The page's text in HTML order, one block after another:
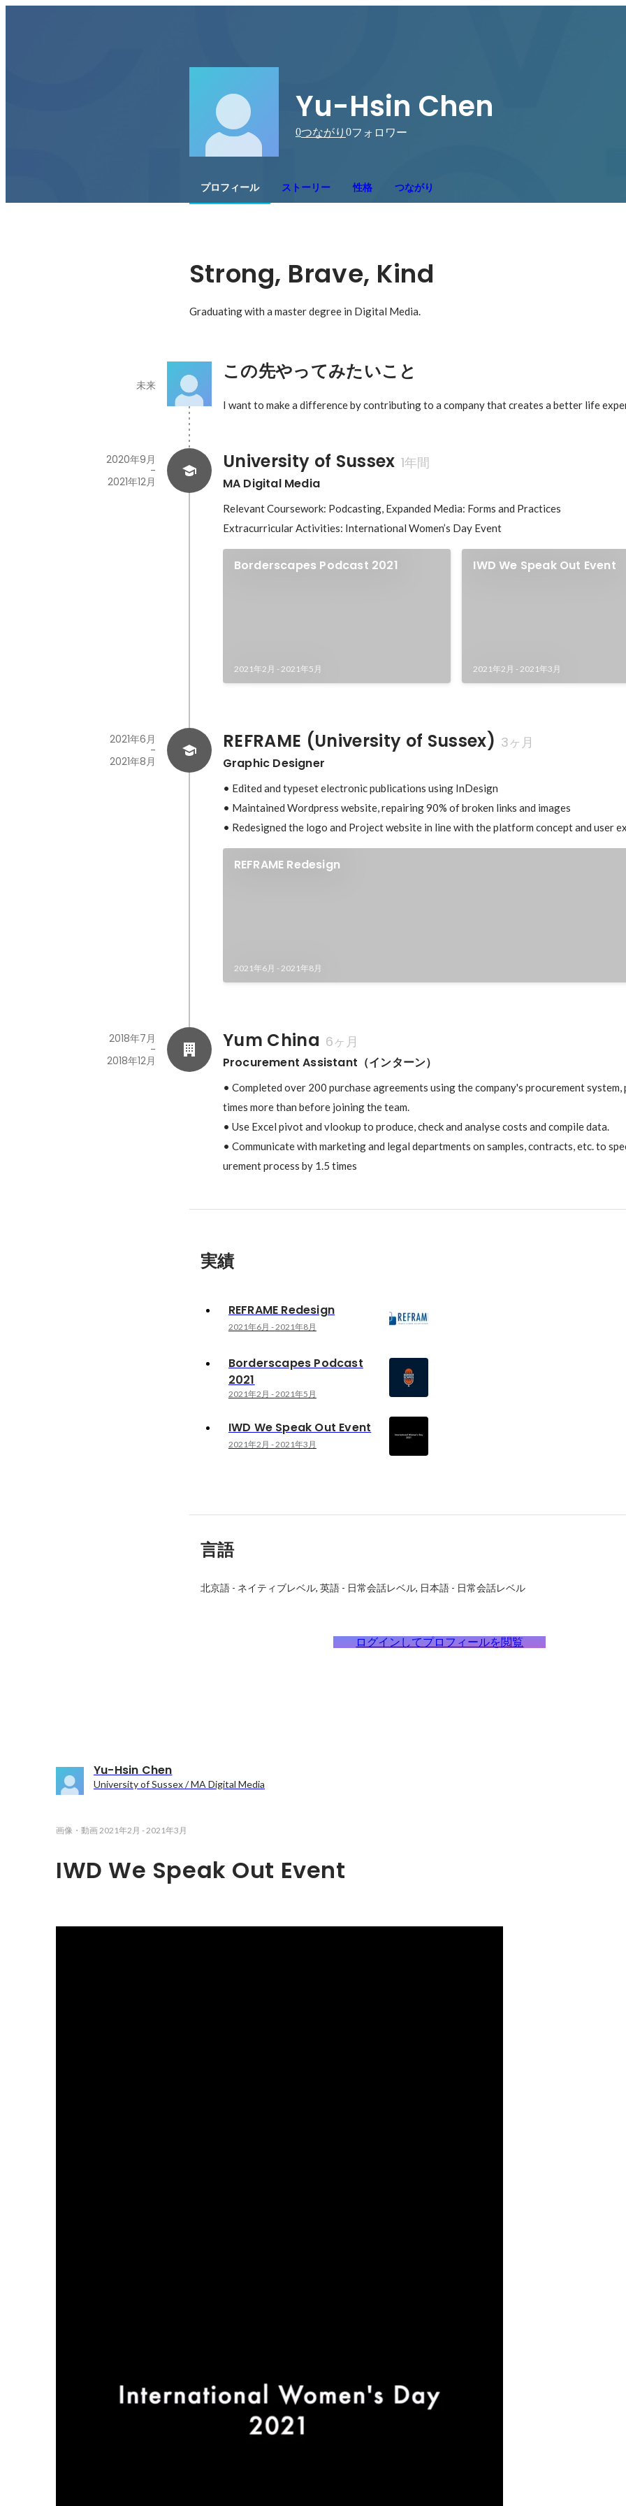
Yu-Hsin Chen
0つながり 0フォロワー
プロフィール ストーリー 性格 つながり
Strong, Brave, Kind
Graduating with a master degree in Digital Media.
この先やってみたいこと
未来
University of Sussex 1年間
MA Digital Media
2020年9月
-
2021年12月
Relevant Coursework: Podcasting, Expanded Media: Forms and Practices
Extracurricular Activities: International Women’s Day Event
Borderscapes Podcast 2021
2021年2月 -2021年5月
IWD We Speak Out Event
2021年2月 -2021年3月
REFRAME (University of Sussex) 3ヶ月
Graphic Designer
2021年6月
-
2021年8月
• Edited and typeset electronic publications using InDesign
• Maintained Wordpress website, repairing 90% of broken links and images
• Redesigned the logo and Project website in line with the platform concept and user
REFRAME Redesign
2021年6月 -2021年8月
Yum China 6ヶ月
Procurement Assistant（インターン）
2018年7月
-
2018年12月
• Completed over 200 purchase agreements using the company's procurement system,
times more than before joining the team.
• Use Excel pivot and vlookup to produce, check and analyse costs and compile data.
• Communicate with marketing and legal departments on samples, contracts, etc. to
urement process by 1.5 times
実績
REFRAME Redesign
2021年6月 -2021年8月
Borderscapes Podcast
2021
2021年2月 -2021年5月
IWD We Speak Out Event
2021年2月 -2021年3月
言語
北京語- ネイティブレベル 英語- 日常会話レベル 日本語- 日常会話レベル
ログインしてプロフィールを閲覧
Yu-Hsin Chen
University of Sussex / MA Digital Media
画像・動画2021年2月 -2021年3月
IWD We Speak Out Event